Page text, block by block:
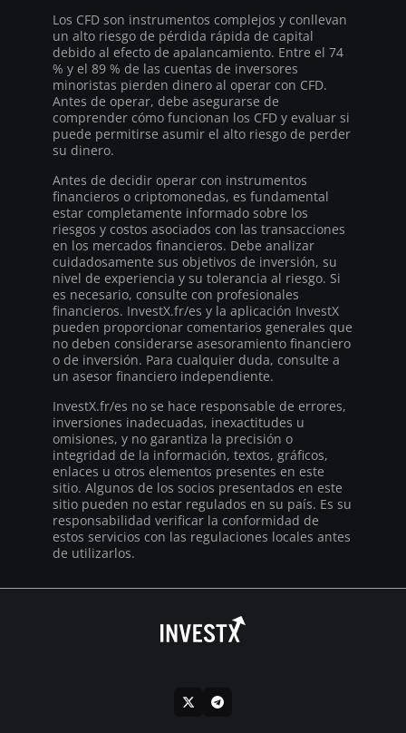
Los CFD son instrumentos complejos y conllevan
un alto riesgo de pérdida rápida de capital
debido al efecto de apalancamiento. Entre el 74
% y el 89 % de las cuentas de inversores
minoristas pierden dinero al operar con CFD.
Antes de operar, debe asegurarse de
comprender cómo funcionan los CFD y evaluar si
puede permitirse asumir el alto riesgo de perder
su dinero.
Antes de decidir operar con instrumentos
financieros o criptomonedas, es fundamental
estar completamente informado sobre los
riesgos y costos asociados con las transacciones
en los mercados financieros. Debe analizar
cuidadosamente sus objetivos de inversión, su
nivel de experiencia y su tolerancia al riesgo. Si
es necesario, consulte con profesionales
financieros. InvestX.fr/es y la aplicación InvestX
pueden proporcionar comentarios generales que
no deben considerarse asesoramiento financiero
o de inversión. Para cualquier duda, consulte a
un asesor financiero independiente.
InvestX.fr/es no se hace responsable de errores,
inversiones inadecuadas, inexactitudes u
omisiones, y no garantiza la precisión o
integridad de la información, textos, gráficos,
enlaces u otros elementos presentes en este
sitio. Algunos de los socios presentados en este
sitio pueden no estar regulados en su país. Es su
responsabilidad verificar la conformidad de
estos servicios con las regulaciones locales antes
de utilizarlos.